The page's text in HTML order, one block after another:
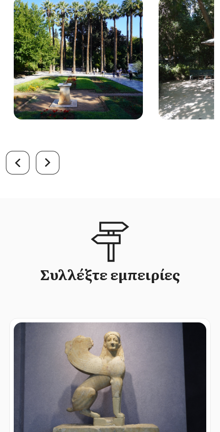
Συλλέξτε εμπειρίες